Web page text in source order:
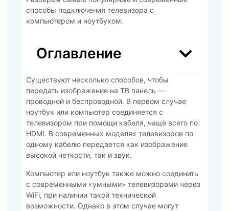
способы подключения телевизора с
компьютером и ноутбуком.
Оглавление
Существуют несколько способов, чтобы
передать изображение на ТВ панель —
проводной и беспроводной. В первом случае
ноутбук или компьютер соединяется с
телевизором при помощи кабеля, чаще всего по
HDMI. В современных моделях телевизоров по
одному кабелю передается как изображение
высокой четкости, так и звук.
Компьютер или ноутбук также можно соединить
с современными «умными» телевизорами через
WiFi, при наличии такой технической
возможности. Однако в этом случае могут